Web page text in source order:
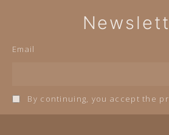
Email
By continuing, you accept the